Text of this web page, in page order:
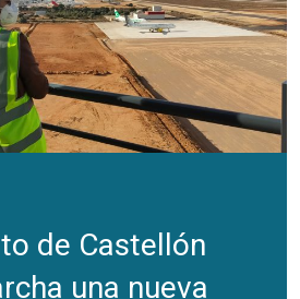
de Castellón
una nueva